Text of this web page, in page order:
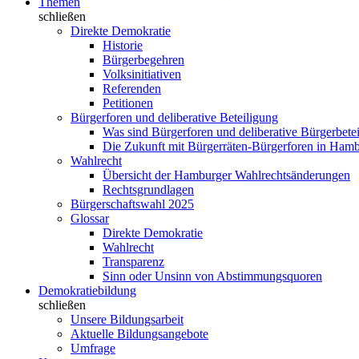
schließen
Direkte Demokratie
Historie
Bürgerbegehren
Volksinitiativen
Referenden
Petitionen
Bürgerforen und deliberative Beteiligung
Was sind Bürgerforen und deliberative
Die Zukunft mit Bürgerräten-Bürgerforen in
Wahlrecht
Übersicht der Hamburger Wahlrechtsänderungen
Rechtsgrundlagen
Bürgerschaftswahl 2025
Glossar
Direkte Demokratie
Wahlrecht
Transparenz
Sinn oder Unsinn von Abstimmungsquoren
Demokratiebildung
schließen
Unsere Bildungsarbeit
Aktuelle Bildungsangebote
Umfrage